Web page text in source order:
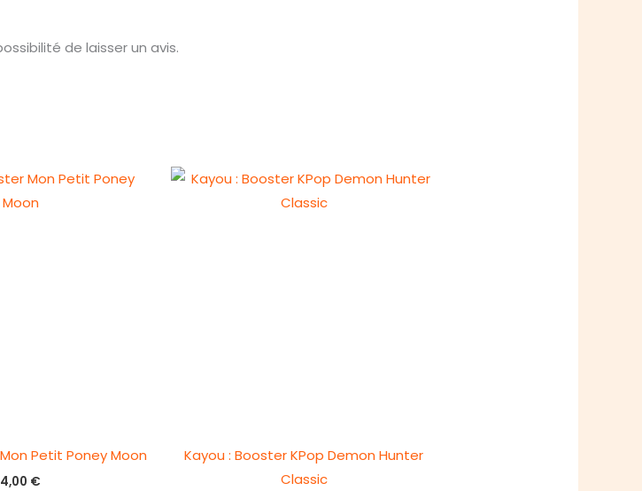
de laisser un avis.
Petit Poney Moon
4,00 €
Kayou : Booster KPop Demon Hunter
Classic